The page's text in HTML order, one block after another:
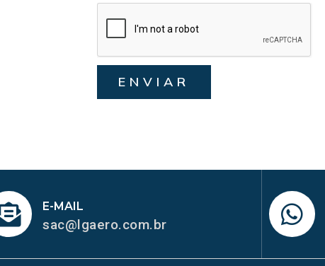
ENVIAR
E-MAIL
sac@lgaero.com.br